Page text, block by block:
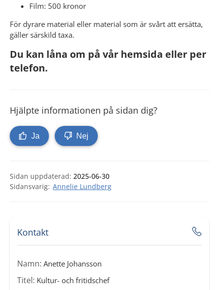
Film: 500 kronor
För dyrare material eller material som är svårt att ersätta,
gäller särskild taxa.
Du kan låna om på vår hemsida eller per
telefon.
Hjälpte informationen på sidan dig?
Ja Nej
Sidan uppdaterad: 2025-06-30
Annelie Lundberg
Kontakt
Namn: Anette Johansson
Titel: Kultur- och fritidschef